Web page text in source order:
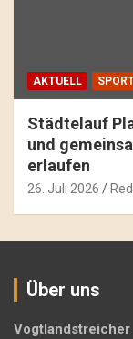
AKTUELL
Städtelauf
und
erlaufen
26. Juli 2026
Über uns
Vogtlandstreicher